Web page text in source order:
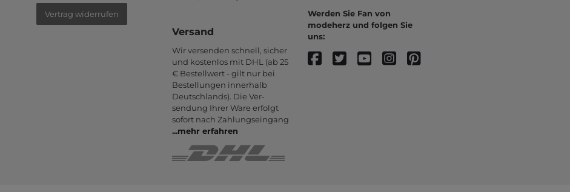
Vertrag widerrufen
Versand
Wir versenden schnell, sicher
und kostenlos mit DHL (ab 25
€ Bestell­wert - gilt nur bei
Bestel­lungen inner­halb
Deutsch­lands). Die Ver­
sendung Ihrer Ware er­folgt
sofort nach Zahlungs­eingang
...mehr erfahren
Werden Sie Fan von
modeherz und folgen Sie
uns: